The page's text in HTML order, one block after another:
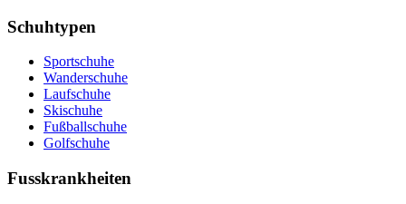
Schuhtypen
Sportschuhe
Wanderschuhe
Laufschuhe
Skischuhe
Fußballschuhe
Golfschuhe
Fusskrankheiten